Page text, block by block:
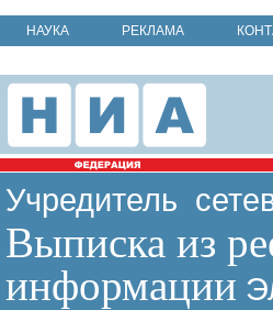
НАУКА РЕКЛАМА
Учредитель
Выписка из
информации